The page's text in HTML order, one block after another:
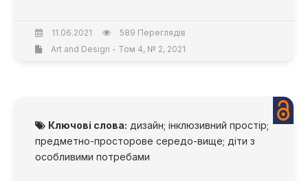
11.06.2021
589 Переглядів
Art and Design - Том 4, № 2, 2021
Ключові слова: дизайн; інклюзивний простір;
предметно-просторове середо-вище; діти з
особливими потребами